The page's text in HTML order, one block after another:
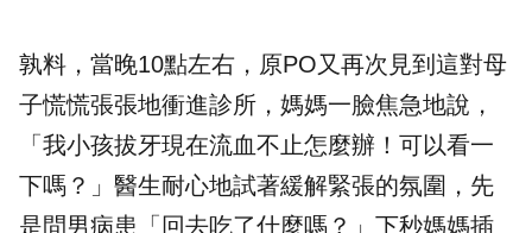
孰料，當晚10點左右，原PO又再次見到這對母
子慌慌張張地衝進診所，媽媽一臉焦急地說，
「我小孩拔牙現在流血不止怎麼辦！可以看一
下嗎？」醫生耐心地試著緩解緊張的氛圍，先
是問男病患「回去吃了什麼嗎？」下秒媽媽插